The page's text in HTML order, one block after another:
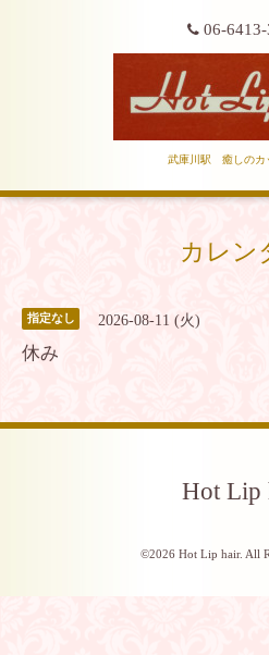
06-6413-
武庫川駅 癒しのカ
カレン
指定なし 2026-08-11 (火)
休み
Hot Lip
©2026 Hot Lip hair. All